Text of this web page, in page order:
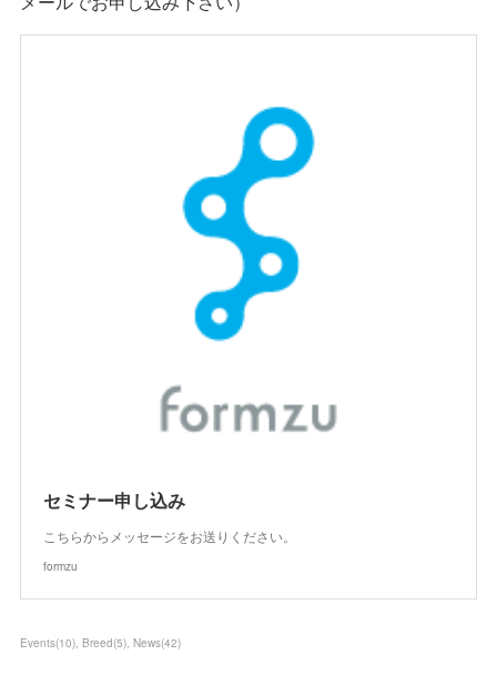
セミナー申し込み
こちらからメッセージをお送りください。
formzu
Events(10) Breed(5) News(42)